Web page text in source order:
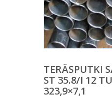
TERÄSPUTKI
ST 35.8/I 12
323,9×7,1